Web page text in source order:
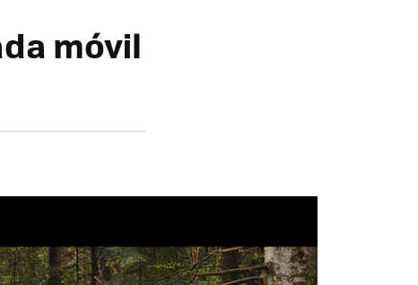
móvil